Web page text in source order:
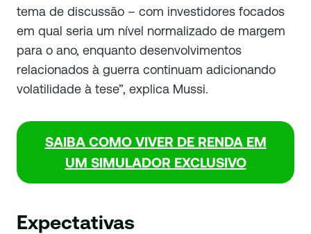
tema de discussão – com investidores focados
em qual seria um nível normalizado de margem
para o ano, enquanto desenvolvimentos
relacionados à guerra continuam adicionando
volatilidade à tese”, explica Mussi.
SAIBA COMO VIVER DE RENDA EM
UM SIMULADOR EXCLUSIVO
Expectativas